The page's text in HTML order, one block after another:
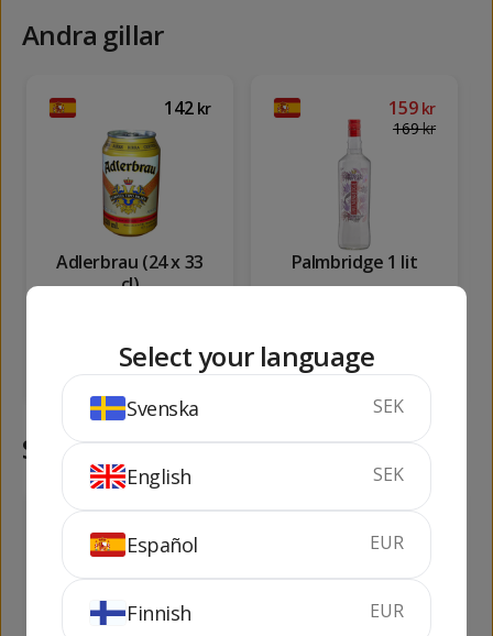
Andra gillar
142 kr
Adlerbrau (24 x 33
cl)
SLUTSÅLD
159 kr
169kr
Palmbridge 1 lit
KÖP
Samma kategori
121 kr
Select your language
Svenska SEK
English SEK
Español EUR
Finnish EUR